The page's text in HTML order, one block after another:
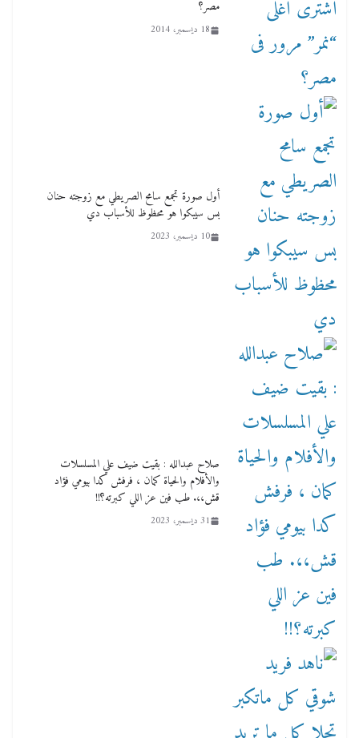
مصر؟
18 ديسمبر، 2014
أول صورة تجمع سامح الصريطي مع زوجته حنان
بس سيبكوا هو محظوظ للأسباب دي
10 ديسمبر، 2023
صلاح عبدالله : بقيت ضيف علي المسلسلات
والأفلام والحياة كمان ، فرفش كدا بيومي فؤاد
قش،،. طب فين عز اللي كبرته؟!!
31 ديسمبر، 2023